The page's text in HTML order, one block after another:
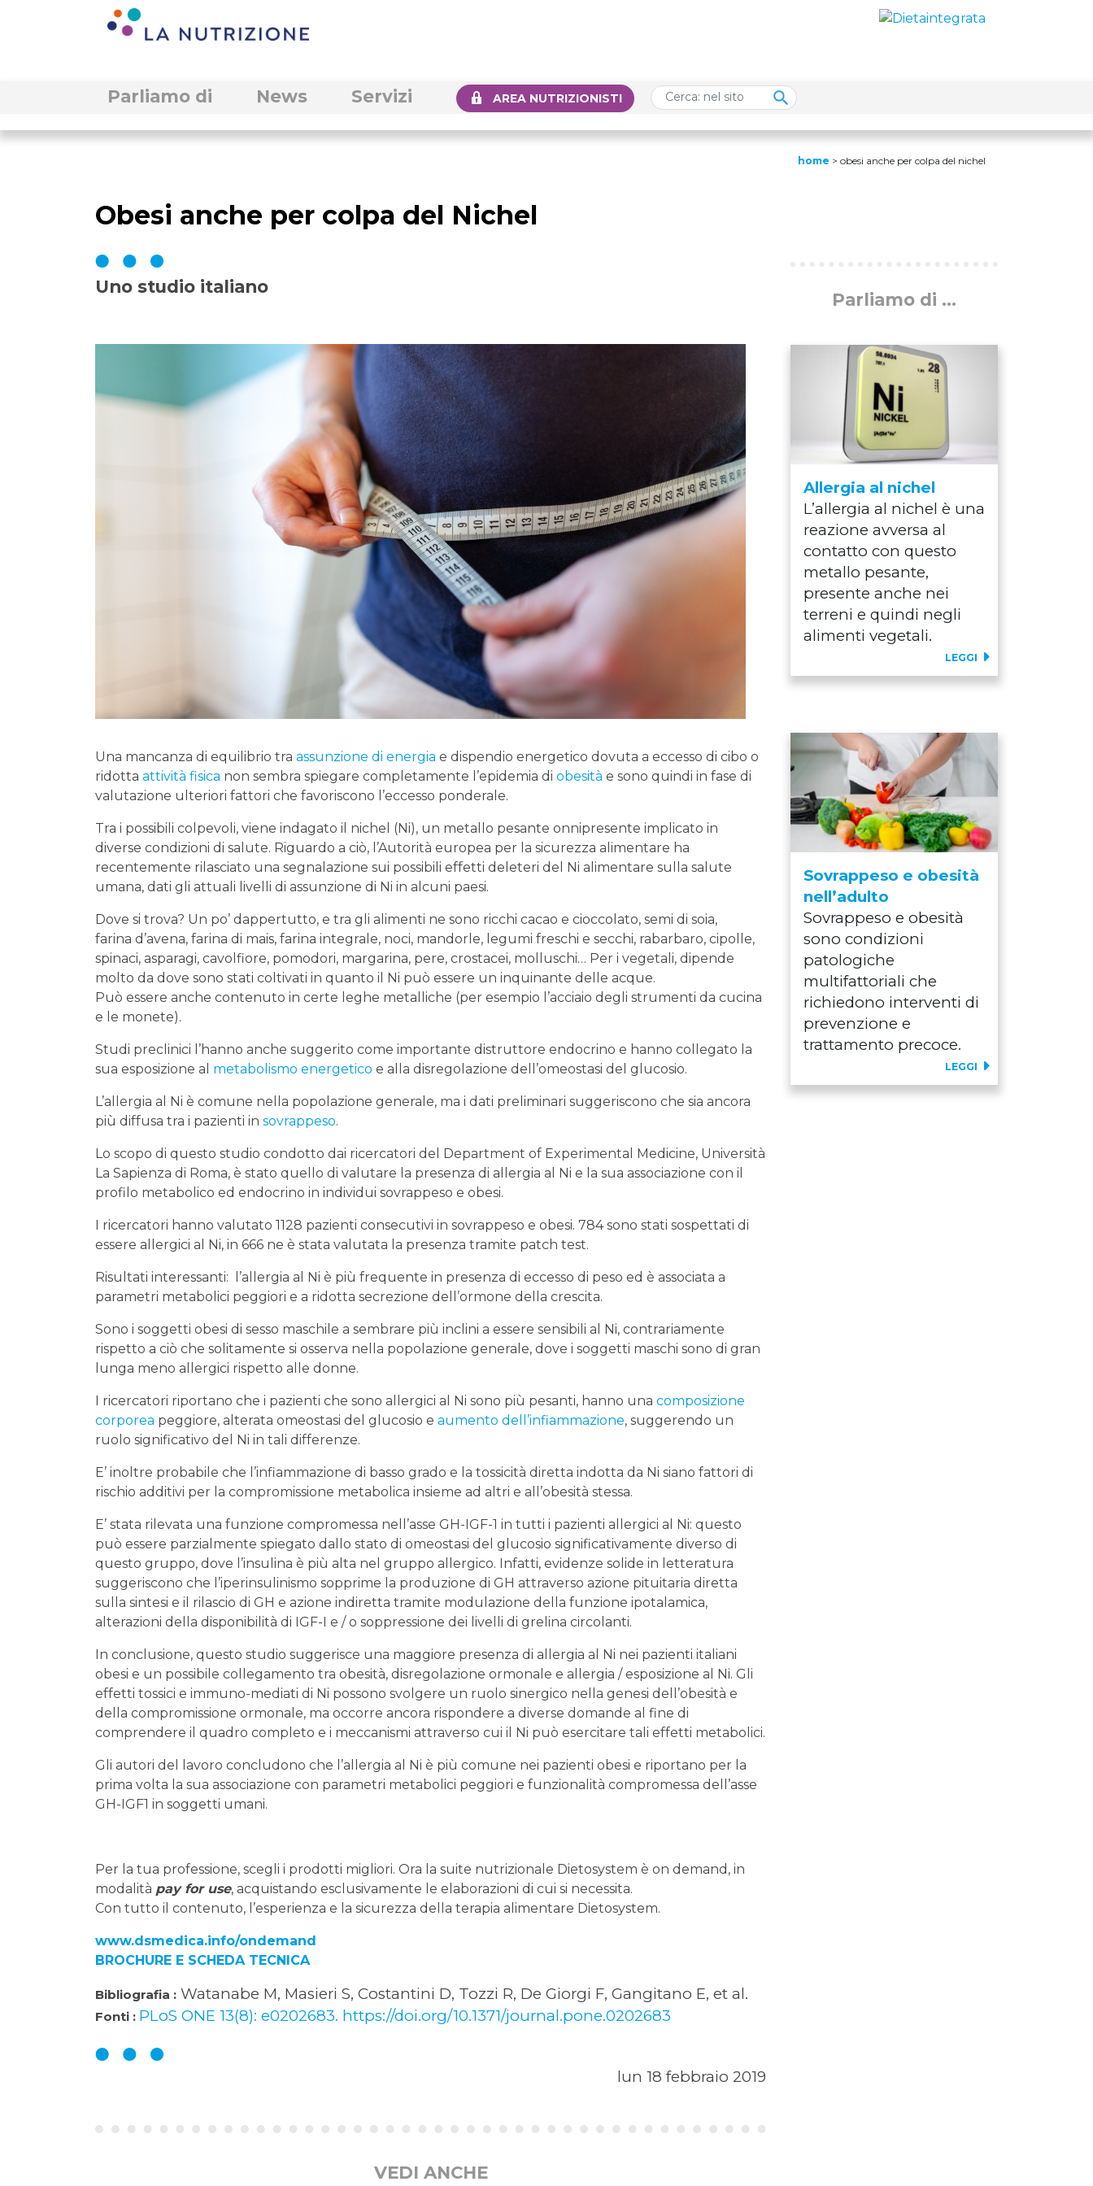
Parliamo di News Servizi AREA NUTRIZIONISTI
home > obesi anche per colpa del nichel
Obesi anche per colpa del Nichel
Uno studio italiano
Una mancanza di equilibrio tra assunzione di energia e dispendio energetico dovuta a eccesso di cibo o
ridotta attività fisica non sembra spiegare completamente l’epidemia di obesità e sono quindi in fase di
valutazione ulteriori fattori che favoriscono l’eccesso ponderale.
Tra i possibili colpevoli, viene indagato il nichel (Ni), un metallo pesante onnipresente implicato in
diverse condizioni di salute. Riguardo a ciò, l’Autorità europea per la sicurezza alimentare ha
recentemente rilasciato una segnalazione sui possibili effetti deleteri del Ni alimentare sulla salute
umana, dati gli attuali livelli di assunzione di Ni in alcuni paesi.
Dove si trova? Un po’ dappertutto, e tra gli alimenti ne sono ricchi cacao e cioccolato, semi di soia,
farina d’avena, farina di mais, farina integrale, noci, mandorle, legumi freschi e secchi, rabarbaro, cipolle,
spinaci, asparagi, cavolfiore, pomodori, margarina, pere, crostacei, molluschi… Per i vegetali, dipende
molto da dove sono stati coltivati in quanto il Ni può essere un inquinante delle acque.
Può essere anche contenuto in certe leghe metalliche (per esempio l’acciaio degli strumenti da cucina
e le monete).
Studi preclinici l’hanno anche suggerito come importante distruttore endocrino e hanno collegato la
sua esposizione al metabolismo energetico e alla disregolazione dell’omeostasi del glucosio.
L’allergia al Ni è comune nella popolazione generale, ma i dati preliminari suggeriscono che sia ancora
più diffusa tra i pazienti in sovrappeso.
Lo scopo di questo studio condotto dai ricercatori del Department of Experimental Medicine, Università
La Sapienza di Roma, è stato quello di valutare la presenza di allergia al Ni e la sua associazione con il
profilo metabolico ed endocrino in individui sovrappeso e obesi.
I ricercatori hanno valutato 1128 pazienti consecutivi in ​​sovrappeso e obesi. 784 sono stati sospettati di
essere allergici al Ni, in 666 ne è stata valutata la presenza tramite patch test.
Risultati interessanti: l’allergia al Ni è più frequente in presenza di eccesso di peso ed è associata a
parametri metabolici peggiori e a ridotta secrezione dell’ormone della crescita.
Sono i soggetti obesi di sesso maschile a sembrare più inclini a essere sensibili al Ni, contrariamente
rispetto a ciò che solitamente si osserva nella popolazione generale, dove i soggetti maschi sono di gran
lunga meno allergici rispetto alle donne.
I ricercatori riportano che i pazienti che sono allergici al Ni sono più pesanti, hanno una composizione
corporea peggiore, alterata omeostasi del glucosio e aumento dell’infiammazione, suggerendo un
ruolo significativo del Ni in tali differenze.
E’ inoltre probabile che l’infiammazione di basso grado e la tossicità diretta indotta da Ni siano fattori di
rischio additivi per la compromissione metabolica insieme ad altri e all’obesità stessa.
E’ stata rilevata una funzione compromessa nell’asse GH-IGF-1 in tutti i pazienti allergici al Ni: questo
può essere parzialmente spiegato dallo stato di omeostasi del glucosio significativamente diverso di
questo gruppo, dove l’insulina è più alta nel gruppo allergico. Infatti, evidenze solide in letteratura
suggeriscono che l’iperinsulinismo sopprime la produzione di GH attraverso azione pituitaria diretta
sulla sintesi e il rilascio di GH e azione indiretta tramite modulazione della funzione ipotalamica,
alterazioni della disponibilità di IGF-I e / o soppressione dei livelli di grelina circolanti.
In conclusione, questo studio suggerisce una maggiore presenza di allergia al Ni nei pazienti italiani
obesi e un possibile collegamento tra obesità, disregolazione ormonale e allergia / esposizione al Ni. Gli
effetti tossici e immuno-mediati di Ni possono svolgere un ruolo sinergico nella genesi dell’obesità e
della compromissione ormonale, ma occorre ancora rispondere a diverse domande al fine di
comprendere il quadro completo e i meccanismi attraverso cui il Ni può esercitare tali effetti metabolici.
Gli autori del lavoro concludono che l’allergia al Ni è più comune nei pazienti obesi e riportano per la
prima volta la sua associazione con parametri metabolici peggiori e funzionalità compromessa dell’asse
GH-IGF1 in soggetti umani.
Per la tua professione, scegli i prodotti migliori. Ora la suite nutrizionale Dietosystem è on demand, in
modalità pay for use, acquistando esclusivamente le elaborazioni di cui si necessita.
Con tutto il contenuto, l’esperienza e la sicurezza della terapia alimentare Dietosystem.
www.dsmedica.info/ondemand
BROCHURE E SCHEDA TECNICA
Bibliografia : Watanabe M, Masieri S, Costantini D, Tozzi R, De Giorgi F, Gangitano E, et al.
Fonti : PLoS ONE 13(8): e0202683. https://doi.org/10.1371/journal.pone.0202683
lun 18 febbraio 2019
VEDI ANCHE
Parliamo di ...
Allergia al nichel
L’allergia al nichel è una
reazione avversa al
contatto con questo
metallo pesante,
presente anche nei
terreni e quindi negli
alimenti vegetali.
LEGGI
Sovrappeso e obesità
nell’adulto
Sovrappeso e obesità
sono condizioni
patologiche
multifattoriali che
richiedono interventi di
prevenzione e
trattamento precoce.
LEGGI